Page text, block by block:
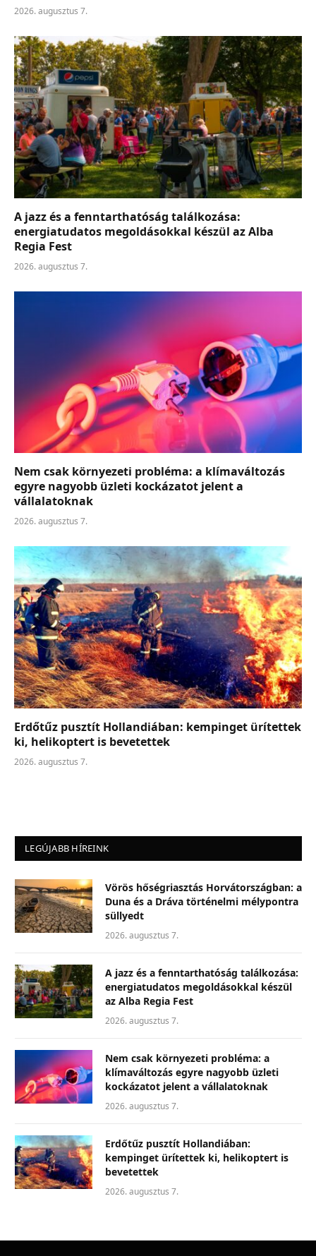
2026. augusztus 7.
A jazz és a fenntarthatóság találkozása:
energiatudatos megoldásokkal készül az Alba
Regia Fest
2026. augusztus 7.
Nem csak környezeti probléma: a klímaváltozás
egyre nagyobb üzleti kockázatot jelent a
vállalatoknak
2026. augusztus 7.
Erdőtűz pusztít Hollandiában: kempinget ürítettek
ki, helikoptert is bevetettek
2026. augusztus 7.
LEGÚJABB HÍREINK
Vörös hőségriasztás Horvátországban: a
Duna és a Dráva történelmi mélypontra
süllyedt
2026. augusztus 7.
A jazz és a fenntarthatóság találkozása:
energiatudatos megoldásokkal készül
az Alba Regia Fest
2026. augusztus 7.
Nem csak környezeti probléma: a
klímaváltozás egyre nagyobb üzleti
kockázatot jelent a vállalatoknak
2026. augusztus 7.
Erdőtűz pusztít Hollandiában:
kempinget ürítettek ki, helikoptert is
bevetettek
2026. augusztus 7.